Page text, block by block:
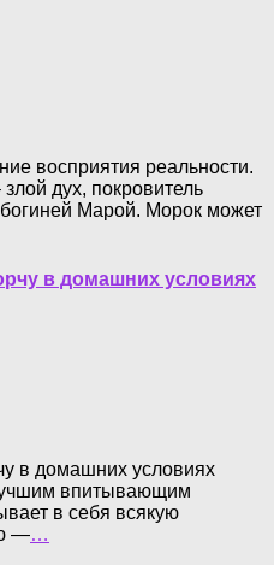
восприятия реальности.
дух, покровитель
Марой. Морок может
в домашних условиях
в домашних условиях
впитывающим
в себя всякую
—…